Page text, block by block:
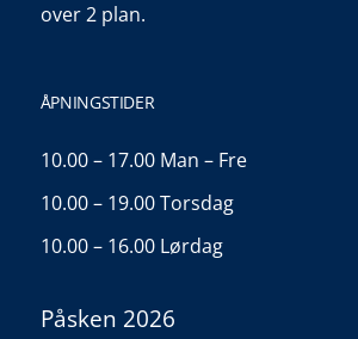
over 2 plan.
ÅPNINGSTIDER
10.00 – 17.00 Man – Fre
10.00 – 19.00 Torsdag
10.00 – 16.00 Lørdag
Påsken 2026